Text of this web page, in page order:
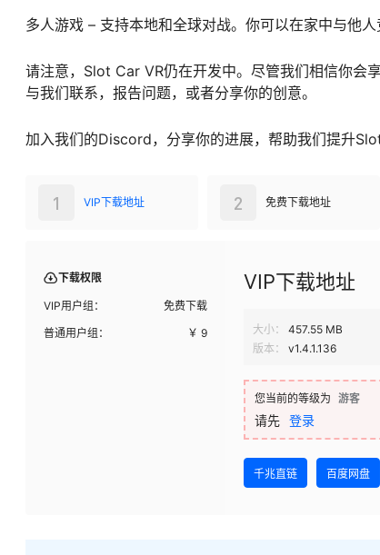
多人游戏 – 支持本地和全球对战。你可以在家中与他
请注意，Slot Car VR仍在开发中。尽管我们相信你会
与我们联系，报告问题，或者分享你的创意。
加入我们的Discord，分享你的进展，帮助我们提升
VIP下载地址
1 免费下载地址
2
下载权限
VIP用户组：
免费下载
普通用户组：
￥ 9
VIP下载地址
大小： 457.55 MB
版本：
v1.4.1.136
您当前的等级为 游客
请先 登录
千兆直链 百度网盘